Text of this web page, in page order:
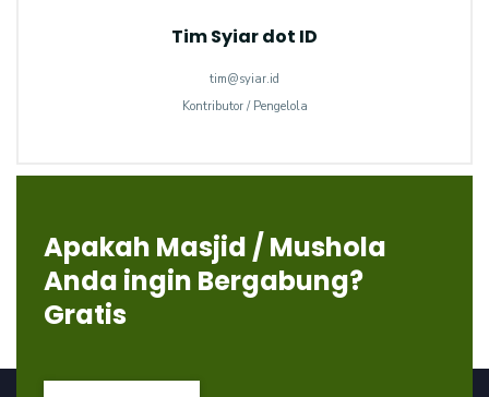
Tim Syiar dot ID
tim@syiar.id
Kontributor / Pengelola
Apakah Masjid / Mushola
Anda ingin Bergabung?
Gratis